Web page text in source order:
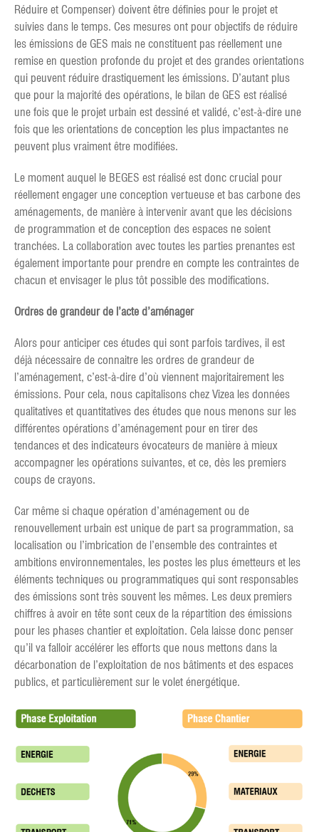
Réduire et Compenser) doivent être définies pour le projet et
suivies dans le temps. Ces mesures ont pour objectifs de réduire
les émissions de GES mais ne constituent pas réellement une
remise en question profonde du projet et des grandes orientations
qui peuvent réduire drastiquement les émissions. D’autant plus
que pour la majorité des opérations, le bilan de GES est réalisé
une fois que le projet urbain est dessiné et validé, c’est-à-dire une
fois que les orientations de conception les plus impactantes ne
peuvent plus vraiment être modifiées.
Le moment auquel le BEGES est réalisé est donc crucial pour
réellement engager une conception vertueuse et bas carbone des
aménagements, de manière à intervenir avant que les décisions
de programmation et de conception des espaces ne soient
tranchées. La collaboration avec toutes les parties prenantes est
également importante pour prendre en compte les contraintes de
chacun et envisager le plus tôt possible des modifications.
Ordres de grandeur de l’acte d’aménager
Alors pour anticiper ces études qui sont parfois tardives, il est
déjà nécessaire de connaitre les ordres de grandeur de
l’aménagement, c’est-à-dire d’où viennent majoritairement les
émissions. Pour cela, nous capitalisons chez Vizea les données
qualitatives et quantitatives des études que nous menons sur les
différentes opérations d’aménagement pour en tirer des
tendances et des indicateurs évocateurs de manière à mieux
accompagner les opérations suivantes, et ce, dès les premiers
coups de crayons.
Car même si chaque opération d’aménagement ou de
renouvellement urbain est unique de part sa programmation, sa
localisation ou l’imbrication de l’ensemble des contraintes et
ambitions environnementales, les postes les plus émetteurs et les
éléments techniques ou programmatiques qui sont responsables
des émissions sont très souvent les mêmes. Les deux premiers
chiffres à avoir en tête sont ceux de la répartition des émissions
pour les phases chantier et exploitation. Cela laisse donc penser
qu’il va falloir accélérer les efforts que nous mettons dans la
décarbonation de l’exploitation de nos bâtiments et des espaces
publics, et particulièrement sur le volet énergétique.